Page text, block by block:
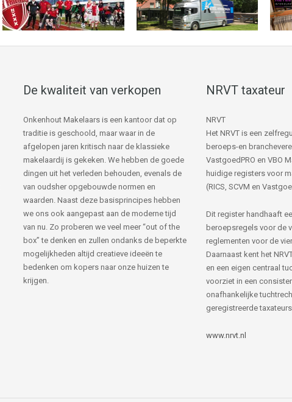
De kwaliteit van verkopen
Onkenhout Makelaars is een kantoor dat op
traditie is geschoold, maar waar in de
afgelopen jaren kritisch naar de klassieke
makelaardij is gekeken. We hebben de goede
dingen uit het verleden behouden, evenals de
van oudsher opgebouwde normen en
waarden. Naast deze basisprincipes hebben
we ons ook aangepast aan de moderne tijd
van nu. Zo proberen we veel meer “out of the
box” te denken en zullen ondanks de beperkte
mogelijkheden altijd creatieve ideeën te
bedenken om kopers naar onze huizen te
krijgen.
NRVT taxateur
NRVT
Het NRVT is een
beroeps-en
VastgoedPRO en VBO
huidige registers voor
(RICS, SCVM en
Dit register handhaaft
beroepsregels voor de
reglementen voor de
Daarnaast kent het
en een eigen centraal
voorziet in een
onafhankelijke
geregistreerde taxateurs.
www.nrvt.nl